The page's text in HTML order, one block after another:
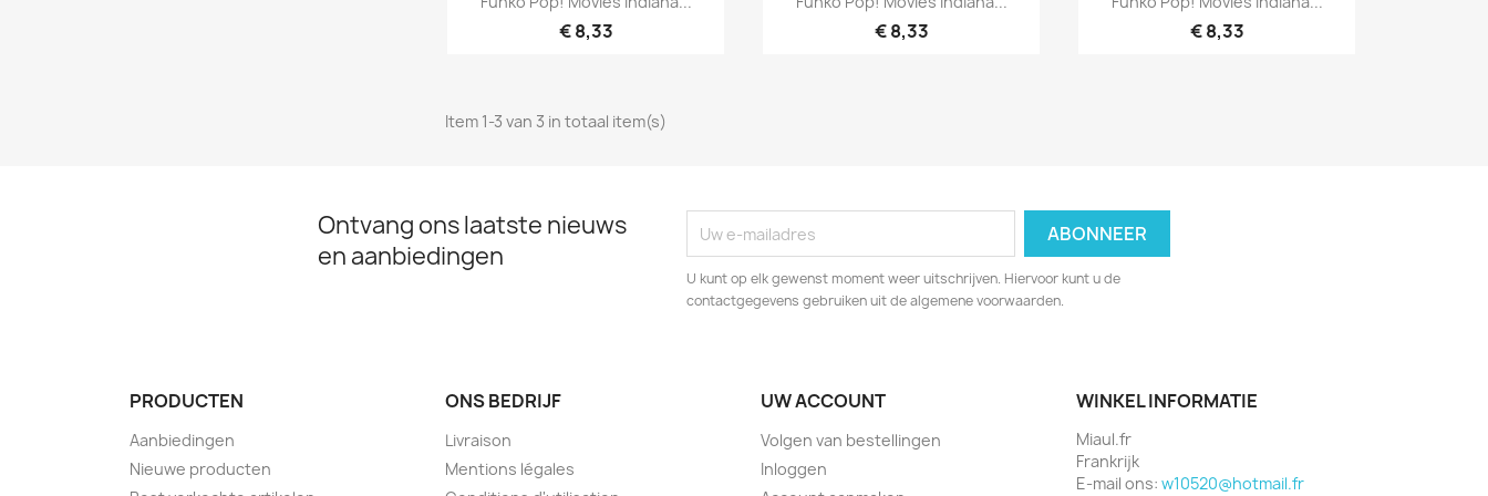
€ 8,33 € 8,33 € 8,33
Item 1-3 van 3 in totaal item(s)
Ontvang ons laatste nieuws
en aanbiedingen
U kunt op elk gewenst moment weer uitschrijven. Hiervoor kunt u de
contactgegevens gebruiken uit de algemene voorwaarden.
PRODUCTEN
Aanbiedingen
Nieuwe producten
ONS BEDRIJF
Livraison
Mentions légales
UW ACCOUNT
Volgen van bestellingen
Inloggen
WINKEL INFORMATIE
Miaul.fr
Frankrijk
E-mail ons: w10520@hotmail.fr